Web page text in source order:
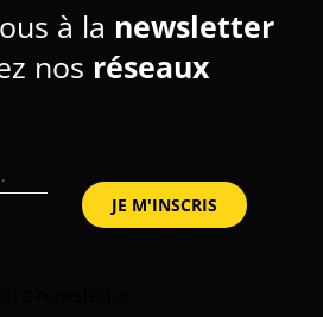
à la newsletter
nos réseaux